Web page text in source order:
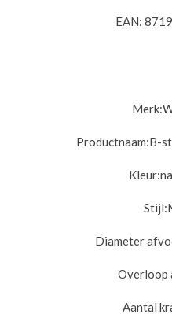
EAN:
Merk:
Productnaam:B-
Kleur:
Stijl:
Diameter
Overloop
Aantal